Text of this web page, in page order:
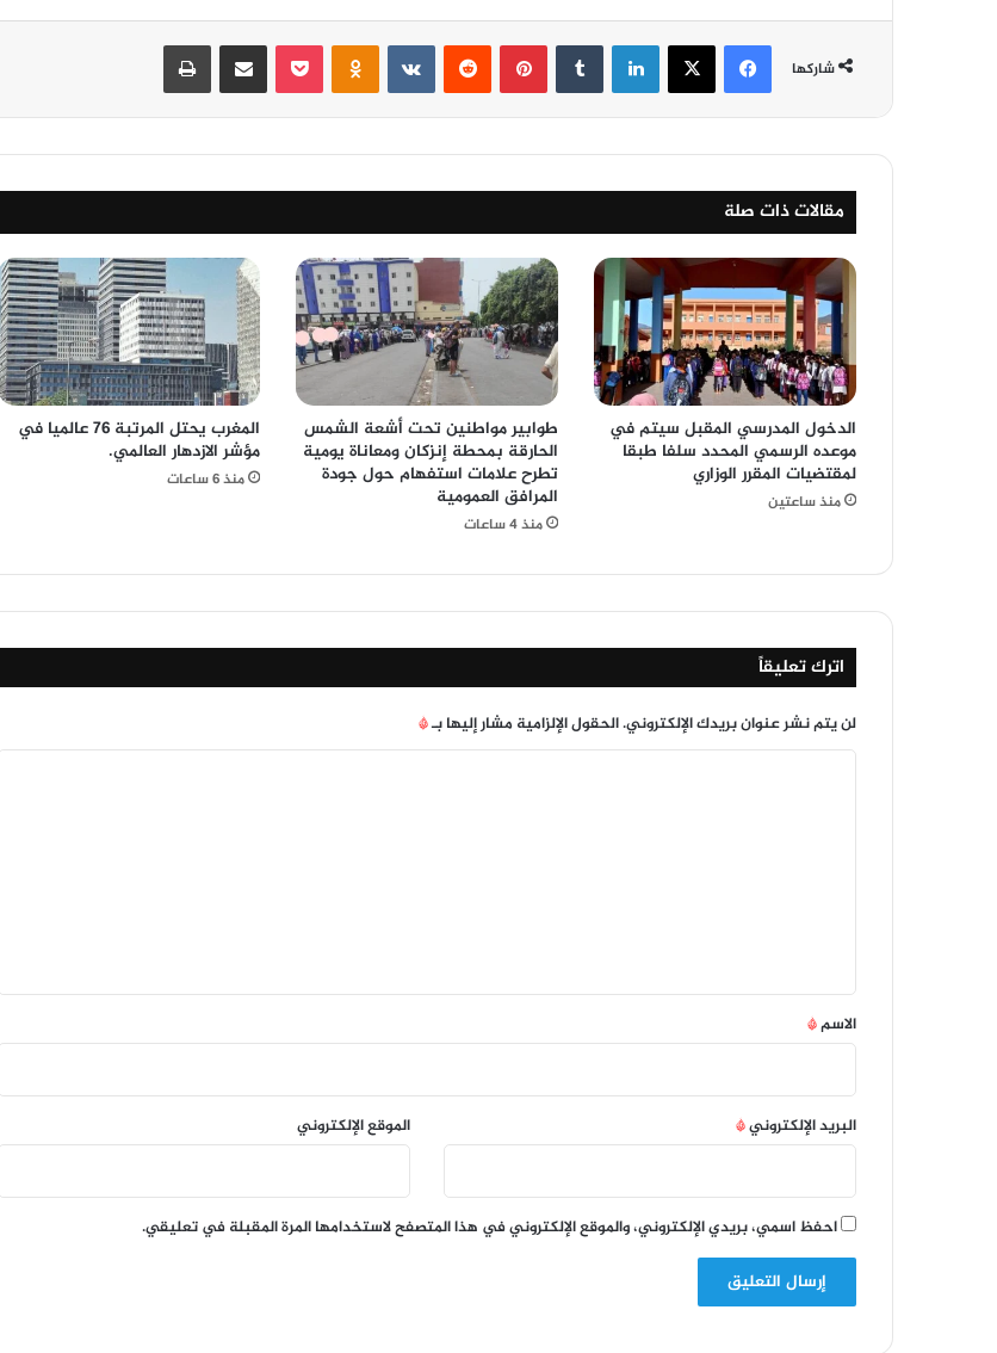
شاركها
فيسبوك ‫X لينكدإن بينتيريست مشاركة عبر البريد
مقالات ذات صلة
الدخول المدرسي المقبل سیتم في
موعده الرسمي المحدد سلفا طبقا
لمقتضیات المقرر الوزاري
منذ ساعتين
طوابير مواطنين تحت أشعة الشمس
الحارقة بمحطة إنزكان ومعاناة يومية
تطرح علامات استفهام حول جودة
المرافق العمومية
منذ 4 ساعات
المغرب يحتل المرتبة 76 عالميا في
مؤشر الازدهار العالمي.
منذ 6 ساعات
اترك تعليقاً
لن يتم نشر عنوان بريدك الإلكتروني.الحقول الإلزامية مشار إليها بـ*
*
الاسم*
البريد الإلكتروني* الموقع الإلكتروني
احفظ اسمي، بريدي الإلكتروني، والموقع الإلكتروني في هذا المتصفح لاستخدامها المرة المقبلة في تعليقي.